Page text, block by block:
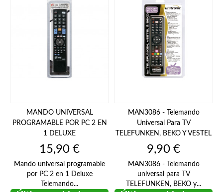
MANDO UNIVERSAL
PROGRAMABLE POR PC 2 EN
1 DELUXE
Precio
15,90 €
Mando universal programable
por PC 2 en 1 Deluxe
Telemando...
MAN3086 - Telemando
Universal Para TV
TELEFUNKEN, BEKO Y VESTEL
Precio
9,90 €
MAN3086 - Telemando
universal para TV
TELEFUNKEN, BEKO y...